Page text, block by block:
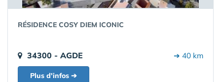
RÉSIDENCE COSY DIEM ICONIC
34300 - AGDE ➔ 40 km
Plus d'infos ➔